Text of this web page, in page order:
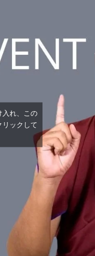
入れ、この
ックして